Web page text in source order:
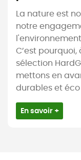
La nature est
notre
C’est
sélection
mettons en
durables et éco
En savoir +